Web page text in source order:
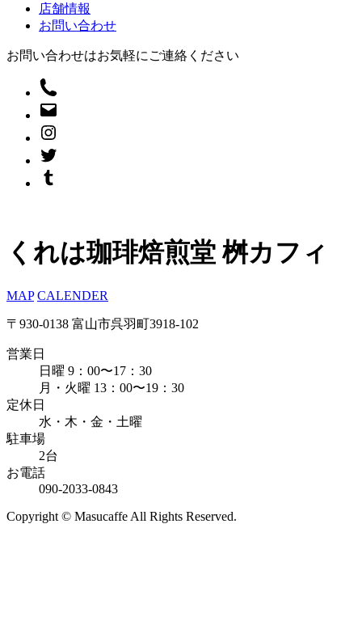
店舗情報
お問い合わせ
お問い合わせはお気軽にご連絡ください
くれは珈琲焙煎堂 桝カフィ
MAP CALENDER
〒930-0138 富山市呉羽町3918-102
営業日
日曜 9：00〜17：30
月・火曜 13：00〜19：30
定休日
水・木・金・土曜
駐車場
2台
お電話
090-2033-0843
Copyright © Masucaffe All Rights Reserved.